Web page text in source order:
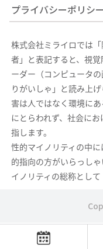
プライバシーポリシー
株式会社ミライロでは
者」と表記すると、視
ーダー（コンピュータ
りがいしゃ」と読み上
害は人ではなく環境に
にとらわれず、社会に
指します。
性的マイノリティの中
的指向の方がいらっし
イノリティの総称として